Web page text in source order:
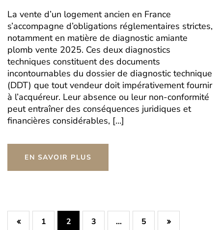
La vente d’un logement ancien en France
s’accompagne d’obligations réglementaires strictes,
notamment en matière de diagnostic amiante
plomb vente 2025. Ces deux diagnostics
techniques constituent des documents
incontournables du dossier de diagnostic technique
(DDT) que tout vendeur doit impérativement fournir
à l’acquéreur. Leur absence ou leur non-conformité
peut entraîner des conséquences juridiques et
financières considérables, […]
EN SAVOIR PLUS
1 2 3 … 5